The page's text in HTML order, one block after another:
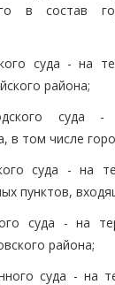
в состав
суда - на
района;
суда
в том числе
суда - на
пунктов,
суда - на
района;
суда - на